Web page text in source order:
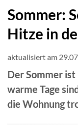
Sommer:
Hitze in
aktualisiert am
Der Sommer
warme Tage
die Wohnung